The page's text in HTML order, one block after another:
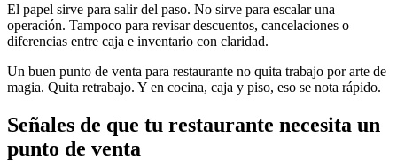
El papel sirve para salir del paso. No sirve para escalar una
operación. Tampoco para revisar descuentos, cancelaciones o
diferencias entre caja e inventario con claridad.
Un buen punto de venta para restaurante no quita trabajo por arte de
magia. Quita retrabajo. Y en cocina, caja y piso, eso se nota rápido.
Señales de que tu restaurante necesita un
punto de venta